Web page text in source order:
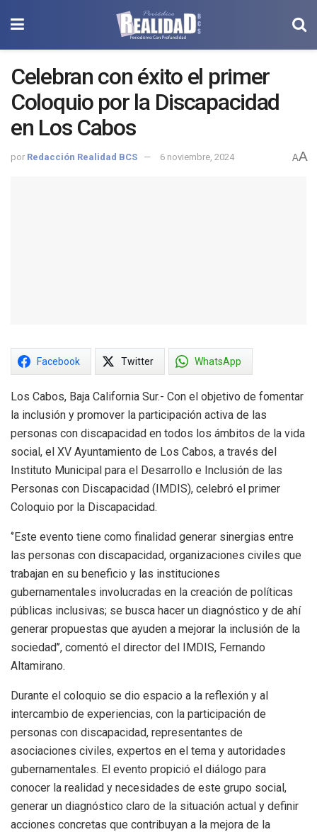
Celebran con éxito el primer
Coloquio por la Discapacidad
en Los Cabos
por Redacción Realidad BCS 6 noviembre, 2024 AA
Facebook Twitter WhatsApp
Los Cabos, Baja California Sur.- Con el objetivo de fomentar
la inclusión y promover la participación activa de las
personas con discapacidad en todos los ámbitos de la vida
social, el XV Ayuntamiento de Los Cabos, a través del
Instituto Municipal para el Desarrollo e Inclusión de las
Personas con Discapacidad (IMDIS), celebró el primer
Coloquio por la Discapacidad.
‘’Este evento tiene como finalidad generar sinergias entre
las personas con discapacidad, organizaciones civiles que
trabajan en su beneficio y las instituciones
gubernamentales involucradas en la creación de políticas
públicas inclusivas; se busca hacer un diagnóstico y de ahí
generar propuestas que ayuden a mejorar la inclusión de la
sociedad’’, comentó el director del IMDIS, Fernando
Altamirano.
Durante el coloquio se dio espacio a la reflexión y al
intercambio de experiencias, con la participación de
personas con discapacidad, representantes de
asociaciones civiles, expertos en el tema y autoridades
gubernamentales. El evento propició el diálogo para
conocer la realidad y necesidades de este grupo social,
generar un diagnóstico claro de la situación actual y definir
acciones concretas que contribuyan a la mejora de la